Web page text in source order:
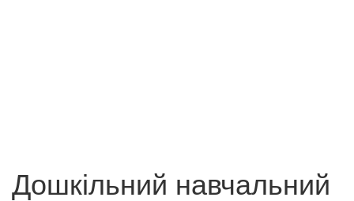
Дошкільний навчальний